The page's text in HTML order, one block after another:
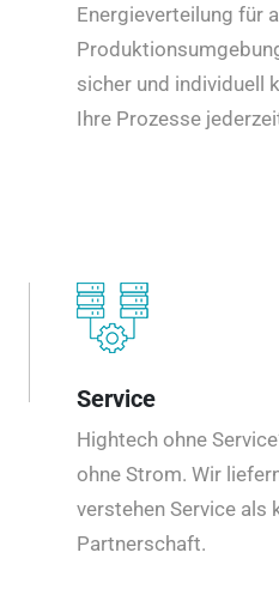
Energieverteilung für
sicher und individuell
Ihre Prozesse
Service
Hightech ohne
ohne Strom. Wir
verstehen Service als
Partnerschaft.